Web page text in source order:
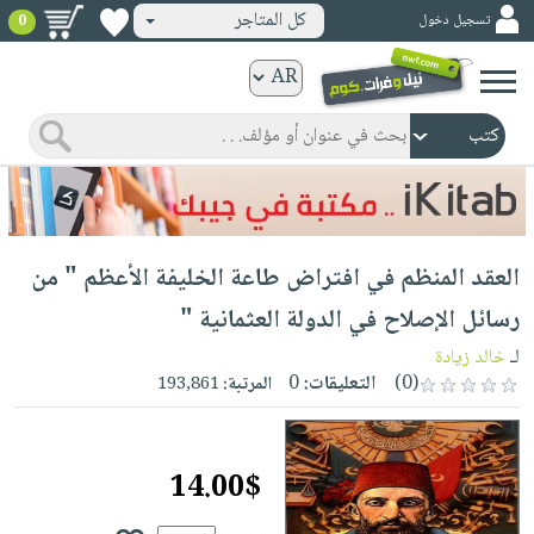
ورقية
المواضيع
صدر
حديثاً
الأكثر
مبيعاً
جوائز
شحن
مخفض
عروض
خاصة
صفحات
مشوقة
كتب
الكترونية
الرئيسية
صدر
حديثاً
الأكثر
مبيعاً
كتب
مجانية
صوتية
الصفحة
الرئيسية
masmu3
بلا
حدود
أطفال
وناشئة
الصفحةوسائل
تسجيل دخول كل المتاجر 0
العقد المنظم في افتراض طاعة الخليفة الأعظم " من
رسائل الإصلاح في الدولة العثمانية "
لـخالد زيادة
(0)
التعليقات:0 المرتبة:193,861
14.00$